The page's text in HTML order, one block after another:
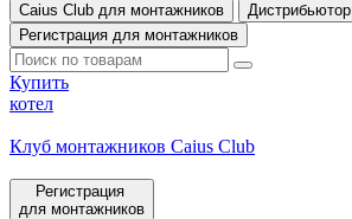
Caius Club для монтажников
Дистрибьютор
Регистрация для монтажников
Купить
котел
Клуб монтажников Caius Club
Регистрация
для монтажников